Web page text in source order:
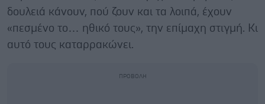
δουλειά κάνουν, πού ζουν και τα λοιπά, έχουν
«πεσμένο το… ηθικό τους», την επίμαχη στιγμή. Κι
αυτό τους καταρρακώνει.